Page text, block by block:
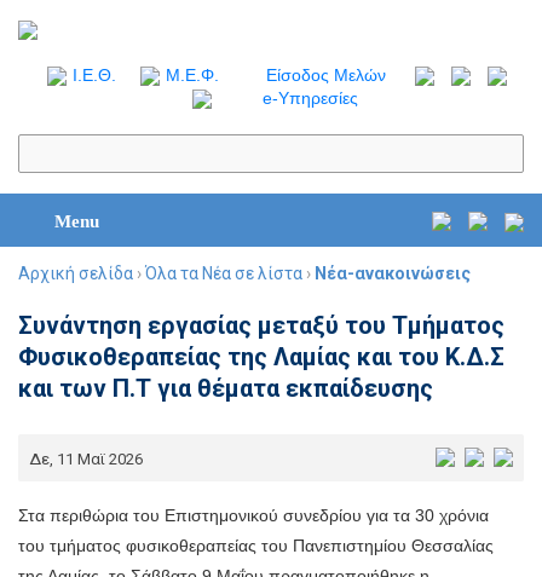
I.Ε.Θ. Μ.Ε.Φ.
Είσοδος Μελών
e-Υπηρεσίες
Menu
Αρχική σελίδα ›Όλα τα Νέα σε λίστα › Νέα-ανακοινώσεις
Συνάντηση εργασίας μεταξύ του Τμήματος
Φυσικοθεραπείας της Λαμίας και του Κ.Δ.Σ
και των Π.Τ για θέματα εκπαίδευσης
Δε, 11 Μαϊ 2026
Στα περιθώρια του Επιστημονικού συνεδρίου για τα 30 χρόνια
του τμήματος φυσικοθεραπείας του Πανεπιστημίου Θεσσαλίας